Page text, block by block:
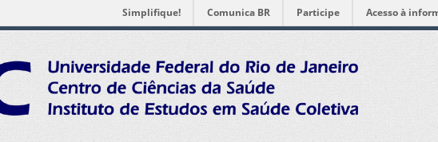
Simplifique! Comunica BR Participe Acesso à